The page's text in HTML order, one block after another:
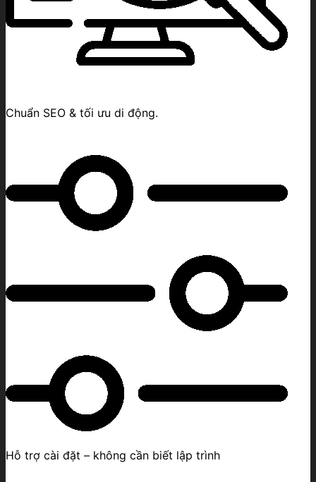
Chuẩn SEO & tối ưu di động.
Hỗ trợ cài đặt – không cần biết lập trình